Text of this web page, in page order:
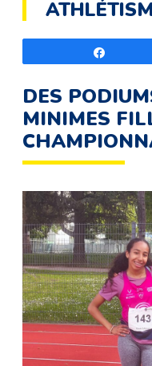
DES
MINIMES